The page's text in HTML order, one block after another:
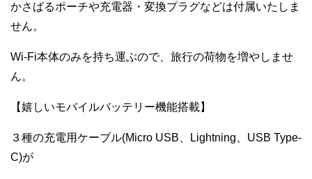
かさばるポーチや充電器・変換プラグなどは付属いたしま
せん。
Wi-Fi本体のみを持ち運ぶので、旅行の荷物を増やしませ
ん。
【嬉しいモバイルバッテリー機能搭載】
３種の充電用ケーブル(Micro USB、Lightning、USB Type-
C)が